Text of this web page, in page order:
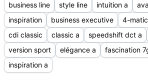
business line
style line intuition a
inspiration
business executive
4-
cdi classic
classic a speedshift dct a
version sport
elégance a
fascination
inspiration a